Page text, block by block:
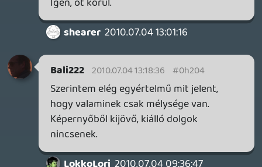
dreampage 2010.07.03 21:00:19 #0h1zw
érdekel, de ezek után már félek az árától.
Az új Donkey Kong és Kirby játékok szó
A Robotmajom viszont tényleg erőltetett
és zavaró, leginkább így, hogy
közbevágjátok a normális beszélgetésnek.
Akkor legyen tényleg inkább külön műsora
szerintem, de a hagyományos
eszmecserét ne rontsátok el vele. 🙂